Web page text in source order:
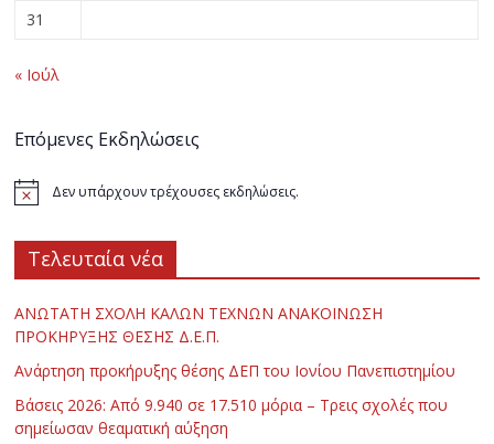
31
« Ιούλ
Επόμενες Εκδηλώσεις
Δεν υπάρχουν τρέχουσες εκδηλώσεις.
Τελευταία νέα
ΑΝΩΤΑΤΗ ΣΧΟΛΗ ΚΑΛΩΝ ΤΕΧΝΩΝ ΑΝΑΚΟΙΝΩΣΗ
ΠΡΟΚΗΡΥΞΗΣ ΘΕΣΗΣ Δ.Ε.Π.
Ανάρτηση προκήρυξης θέσης ΔΕΠ του Ιονίου Πανεπιστημίου
Βάσεις 2026: Από 9.940 σε 17.510 μόρια – Τρεις σχολές που
σημείωσαν θεαματική αύξηση